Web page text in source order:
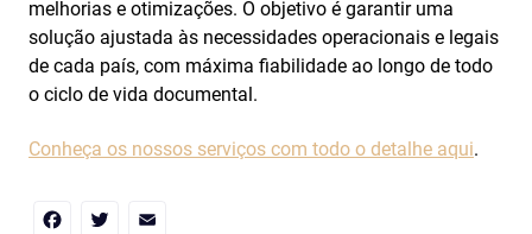
melhorias e otimizações. O objetivo é garantir uma
solução ajustada às necessidades operacionais e legais
de cada país, com máxima fiabilidade ao longo de todo
o ciclo de vida documental.
Conheça os nossos serviços com todo o detalhe aqui.